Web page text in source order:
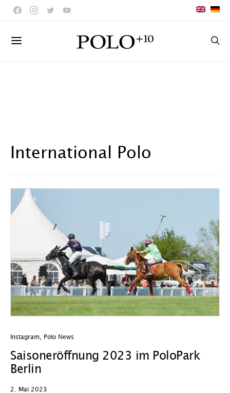
International Polo
Instagram Polo News
Saisoneröffnung 2023 im PoloPark
Berlin
2. Mai 2023